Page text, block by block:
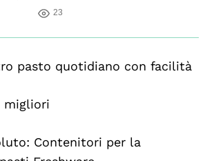
23
pasto quotidiano con facilità
migliori
Contenitori per la